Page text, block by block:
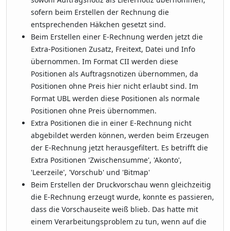
sofern beim Erstellen der Rechnung die
entsprechenden Häkchen gesetzt sind.
Beim Erstellen einer E-Rechnung werden jetzt die
Extra-Positionen Zusatz, Freitext, Datei und Info
übernommen. Im Format CII werden diese
Positionen als Auftragsnotizen übernommen, da
Positionen ohne Preis hier nicht erlaubt sind. Im
Format UBL werden diese Positionen als normale
Positionen ohne Preis übernommen.
Extra Positionen die in einer E-Rechnung nicht
abgebildet werden können, werden beim Erzeugen
der E-Rechnung jetzt herausgefiltert. Es betrifft die
Extra Positionen 'Zwischensumme', 'Akonto',
'Leerzeile', 'Vorschub' und 'Bitmap'
Beim Erstellen der Druckvorschau wenn gleichzeitig
die E-Rechnung erzeugt wurde, konnte es passieren,
dass die Vorschauseite weiß blieb. Das hatte mit
einem Verarbeitungsproblem zu tun, wenn auf die